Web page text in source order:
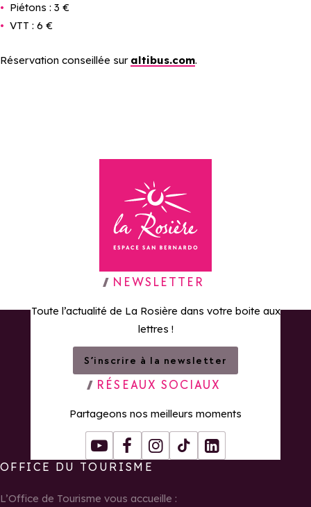
Piétons : 3 €
VTT : 6 €
Réservation conseillée sur altibus.com.
Retour à la page d'accueil
NEWSLETTER
Toute l’actualité de La Rosière dans votre boite aux
lettres !
S’inscrire à la newsletter
RÉSEAUX SOCIAUX
Partageons nos meilleurs moments
YoutubeFacebookInstagram
Tiktok LinkedIn
OFFICE DU TOURISME
L’Office de Tourisme vous accueille :